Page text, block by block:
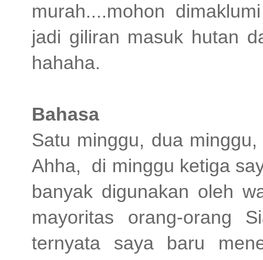
murah....mohon
jadi giliran masuk hutan
hahaha.
Bahasa
Satu minggu, dua
Ahha,
di minggu ketiga
banyak digunakan oleh
mayoritas orang-orang
ternyata saya baru